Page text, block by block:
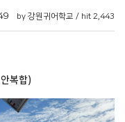
by 강원귀어학교 / hit 2,443
복합)